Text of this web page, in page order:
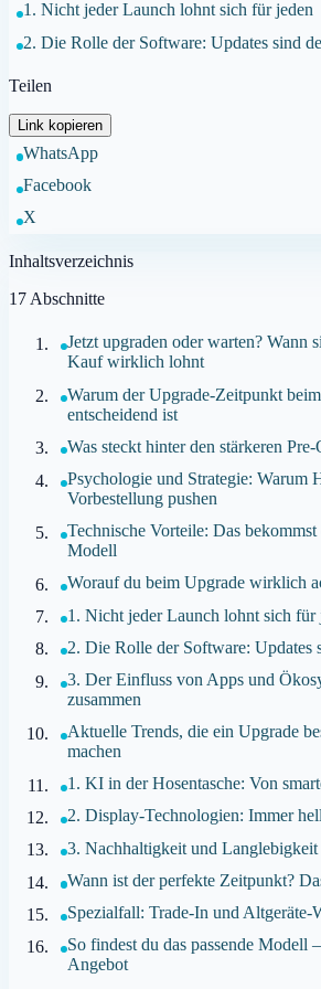
1. Nicht jeder Launch lohnt sich für jeden
2. Die Rolle der Software: Updates sind
Teilen
Link kopieren
WhatsApp
Facebook
X
Inhaltsverzeichnis
17 Abschnitte
Jetzt upgraden oder warten? Wann
Kauf wirklich lohnt
Warum der Upgrade-Zeitpunkt
entscheidend ist
Was steckt hinter den stärkeren
Psychologie und Strategie: Warum
Vorbestellung pushen
Technische Vorteile: Das
Modell
Worauf du beim Upgrade wirklich
1. Nicht jeder Launch lohnt sich für
2. Die Rolle der Software: Updates
3. Der Einfluss von Apps und
zusammen
Aktuelle Trends, die ein Upgrade
machen
1. KI in der Hosentasche: Von
2. Display-Technologien: Immer
3. Nachhaltigkeit und Langlebigkeit
Wann ist der perfekte Zeitpunkt?
Spezialfall: Trade-In und Altgeräte-
So findest du das passende Modell
Angebot